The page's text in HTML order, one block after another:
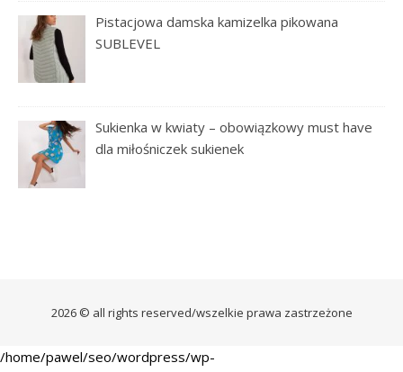
Pistacjowa damska kamizelka pikowana
SUBLEVEL
Sukienka w kwiaty – obowiązkowy must have
dla miłośniczek sukienek
2026 © all rights reserved/wszelkie prawa zastrzeżone
/home/pawel/seo/wordpress/wp-